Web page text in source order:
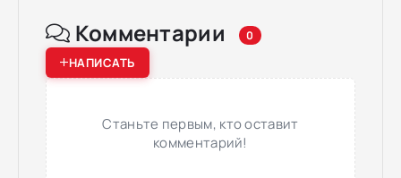
Комментарии 0
НАПИСАТЬ
Станьте первым, кто оставит
комментарий!